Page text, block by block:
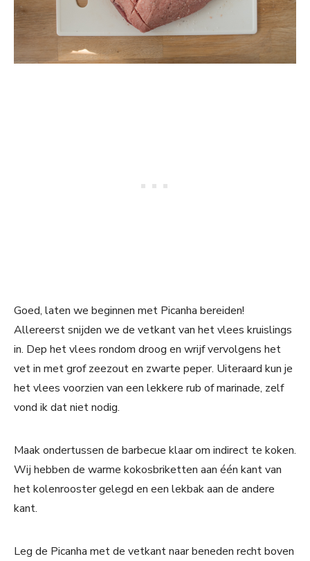
Goed, laten we beginnen met Picanha bereiden!
Allereerst snijden we de vetkant van het vlees kruislings
in. Dep het vlees rondom droog en wrijf vervolgens het
vet in met grof zeezout en zwarte peper. Uiteraard kun je
het vlees voorzien van een lekkere rub of marinade, zelf
vond ik dat niet nodig.
Maak ondertussen de barbecue klaar om indirect te koken.
Wij hebben de warme kokosbriketten aan één kant van
het kolenrooster gelegd en een lekbak aan de andere
kant.
Leg de Picanha met de vetkant naar beneden recht boven